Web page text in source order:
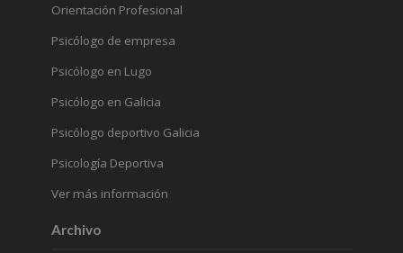
Orientación Profesional
Psicólogo de empresa
Psicólogo en Lugo
Psicólogo en Galicia
Psicólogo deportivo Galicia
Psicología Deportiva
Ver más información
Archivo